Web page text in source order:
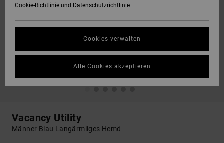
Vacancy Utility
Männer Blau Langärmliges Hemd
Cookie-Richtlinie und Datenschutzrichtlinie
Cookies verwalten
Alle Cookies akzeptieren